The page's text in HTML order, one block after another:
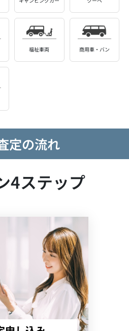
福祉車両 商用車・バン
定の流れ
4ステップ